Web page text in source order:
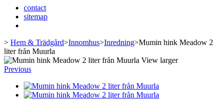
contact
sitemap
> Hem & Trädgård>Innomhus>Inredning>Mumin hink Meadow 2
liter från Muurla
View larger
Previous